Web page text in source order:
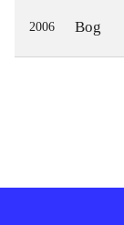
2006 Bog